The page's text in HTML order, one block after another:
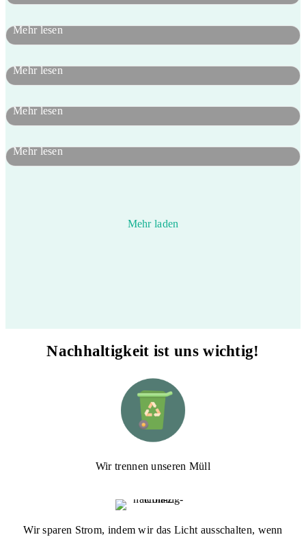
Mehr lesenabout Die zauberhafte Welt der Feen
Mehr lesenabout Wie entsteht Papier?
Mehr lesenabout Fleißige Bienen
Mehr lesenabout Waldzauber – Entdeckungsreise
Mehr laden
Nachhaltigkeit ist uns wichtig!
Wir trennen unseren Müll
Wir sparen Strom, indem wir das Licht ausschalten, wenn